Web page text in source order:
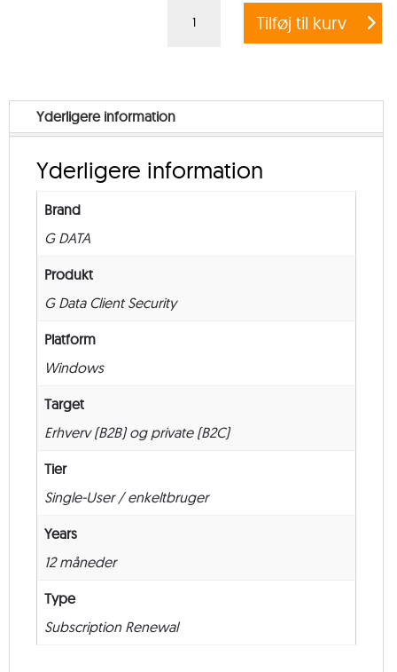
BUSINESS
–
250
måneder
antal
Tilføj til kurv
Yderligere information
Yderligere information
Brand
G DATA
Produkt
G Data Client Security
Platform
Windows
Target
Erhverv (B2B) og private (B2C)
Tier
Single-User / enkeltbruger
Years
12 måneder
Type
Subscription Renewal